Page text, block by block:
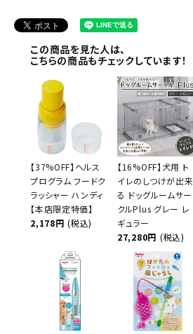
この商品を見た人は、
こちらの商品もチェックしています！
【37%OFF】ヘルス
プログラム フードク
ラッシャー ハンディ
【本店限定特価】
2,178円 (税込)
【16%OFF】犬用 ト
イレのしつけが出来
る ドッグルームサー
クルPlus グレー レ
ギュラー
27,280円 (税込)